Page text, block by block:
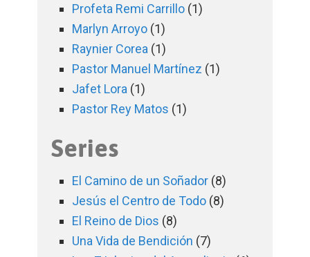
Profeta Remi Carrillo (1)
Marlyn Arroyo (1)
Raynier Corea (1)
Pastor Manuel Martínez (1)
Jafet Lora (1)
Pastor Rey Matos (1)
Series
El Camino de un Soñador (8)
Jesús el Centro de Todo (8)
El Reino de Dios (8)
Una Vida de Bendición (7)